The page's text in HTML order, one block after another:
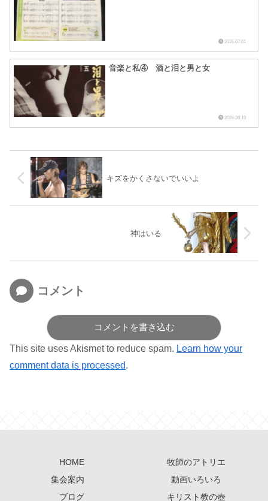
2026.07.01
音楽と私④ 酒と泪と男と女
2026.06.19
キズをかくさないでいいよ
神はいる
コメント
コメントを書き込む
This site uses Akismet to reduce spam. Learn how your
comment data is processed.
HOME
牧師のアトリエ
集会案内
動画いろいろ
ブログ
キリスト教の壺